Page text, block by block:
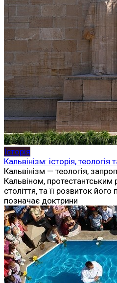
Історія
Кальвінізм: історія,
Кальвінізм — теологія,
Кальвіном,
століття, та її розвиток
позначає доктрини